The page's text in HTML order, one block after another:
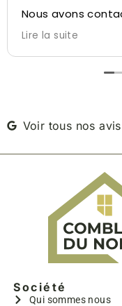
Nous avons
la réalisation de
combles.
Bruno a su nous
qu’il été possible
d’espace.
réalisé par leur
nous réconforter
De plus, ils ont
nous avons pu
(emplacements
taille des
l’ensemble de
velux..) toujours
Lire la suite
Voir tous nos avis
Société
Qui sommes nous